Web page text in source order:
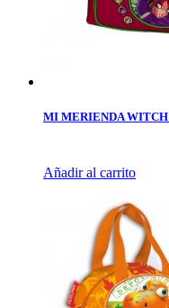
MI MERIENDA
Añadir al carrito